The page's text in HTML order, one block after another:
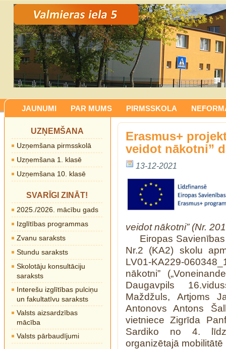
JAUNUMI PAR MUMS PIRMSSKOLA
UZŅEMŠANA
Uzņemšana pirmsskolā
Uzņemšana 1. klasē
Uzņemšana 10. klasē
SVARĪGI ZINĀT!
2025./2026. mācību gads
Izglītības programmas
Zvanu saraksts
Stundu saraksts
Skolotāju konsultāciju
saraksts
Interešu izglītības pulciņu
un fakultatīvu saraksts
Valsts aizsardzības
mācība
Valsts pārbaudījumi
Erasmus+
veidot nākotni”
13-12-2021
veidot nākotni” (Nr.
Eiropas
Nr.2 (KA2) skolu
LV01-KA229-
nākotni”
Daugavpils
Maždžuls, Artjoms
Antonovs Antons
vietniece Zigrīda
Sardiko no 4. līdz
organizētajā